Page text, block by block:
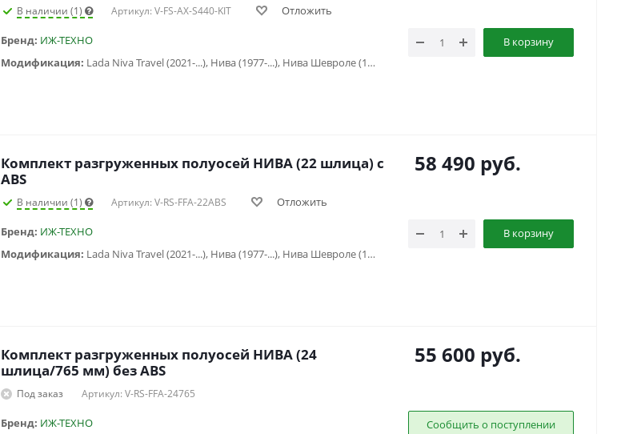
В наличии (1) Артикул: V-FS-AX-S440-KIT Отложить
Бренд: ИЖ-ТЕХНО
Модификация:
Lada Niva Travel (2021-...), Нива (1977-...), Нива Шевроле (1998-2020)
В корзину
Комплект разгруженных полуосей НИВА (22 шлица) с
ABS
В наличии (1) Артикул: V-RS-FFA-22ABS Отложить
Бренд: ИЖ-ТЕХНО
Модификация:
Lada Niva Travel (2021-...), Нива (1977-...), Нива Шевроле (1998-2020)
58 490 руб.
В корзину
Комплект разгруженных полуосей НИВА (24
шлица/765 мм) без ABS
Под заказ Артикул: V-RS-FFA-24765
Бренд: ИЖ-ТЕХНО
55 600 руб.
Сообщить о поступлении